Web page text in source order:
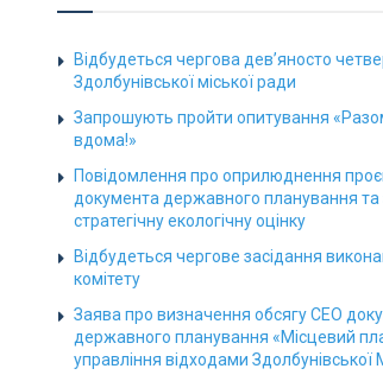
Відбудеться чергова дев’яносто
Здолбунівської міської ради
Запрошують пройти опитування
вдома!»
Повідомлення про оприлюднення
документа державного планування та
стратегічну екологічну оцінку
Відбудеться чергове засідання
комітету
Заява про визначення обсягу СЕО
державного планування «Місцевий
управління відходами Здолбунівської